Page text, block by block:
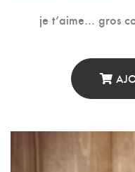
je t’aime… gros